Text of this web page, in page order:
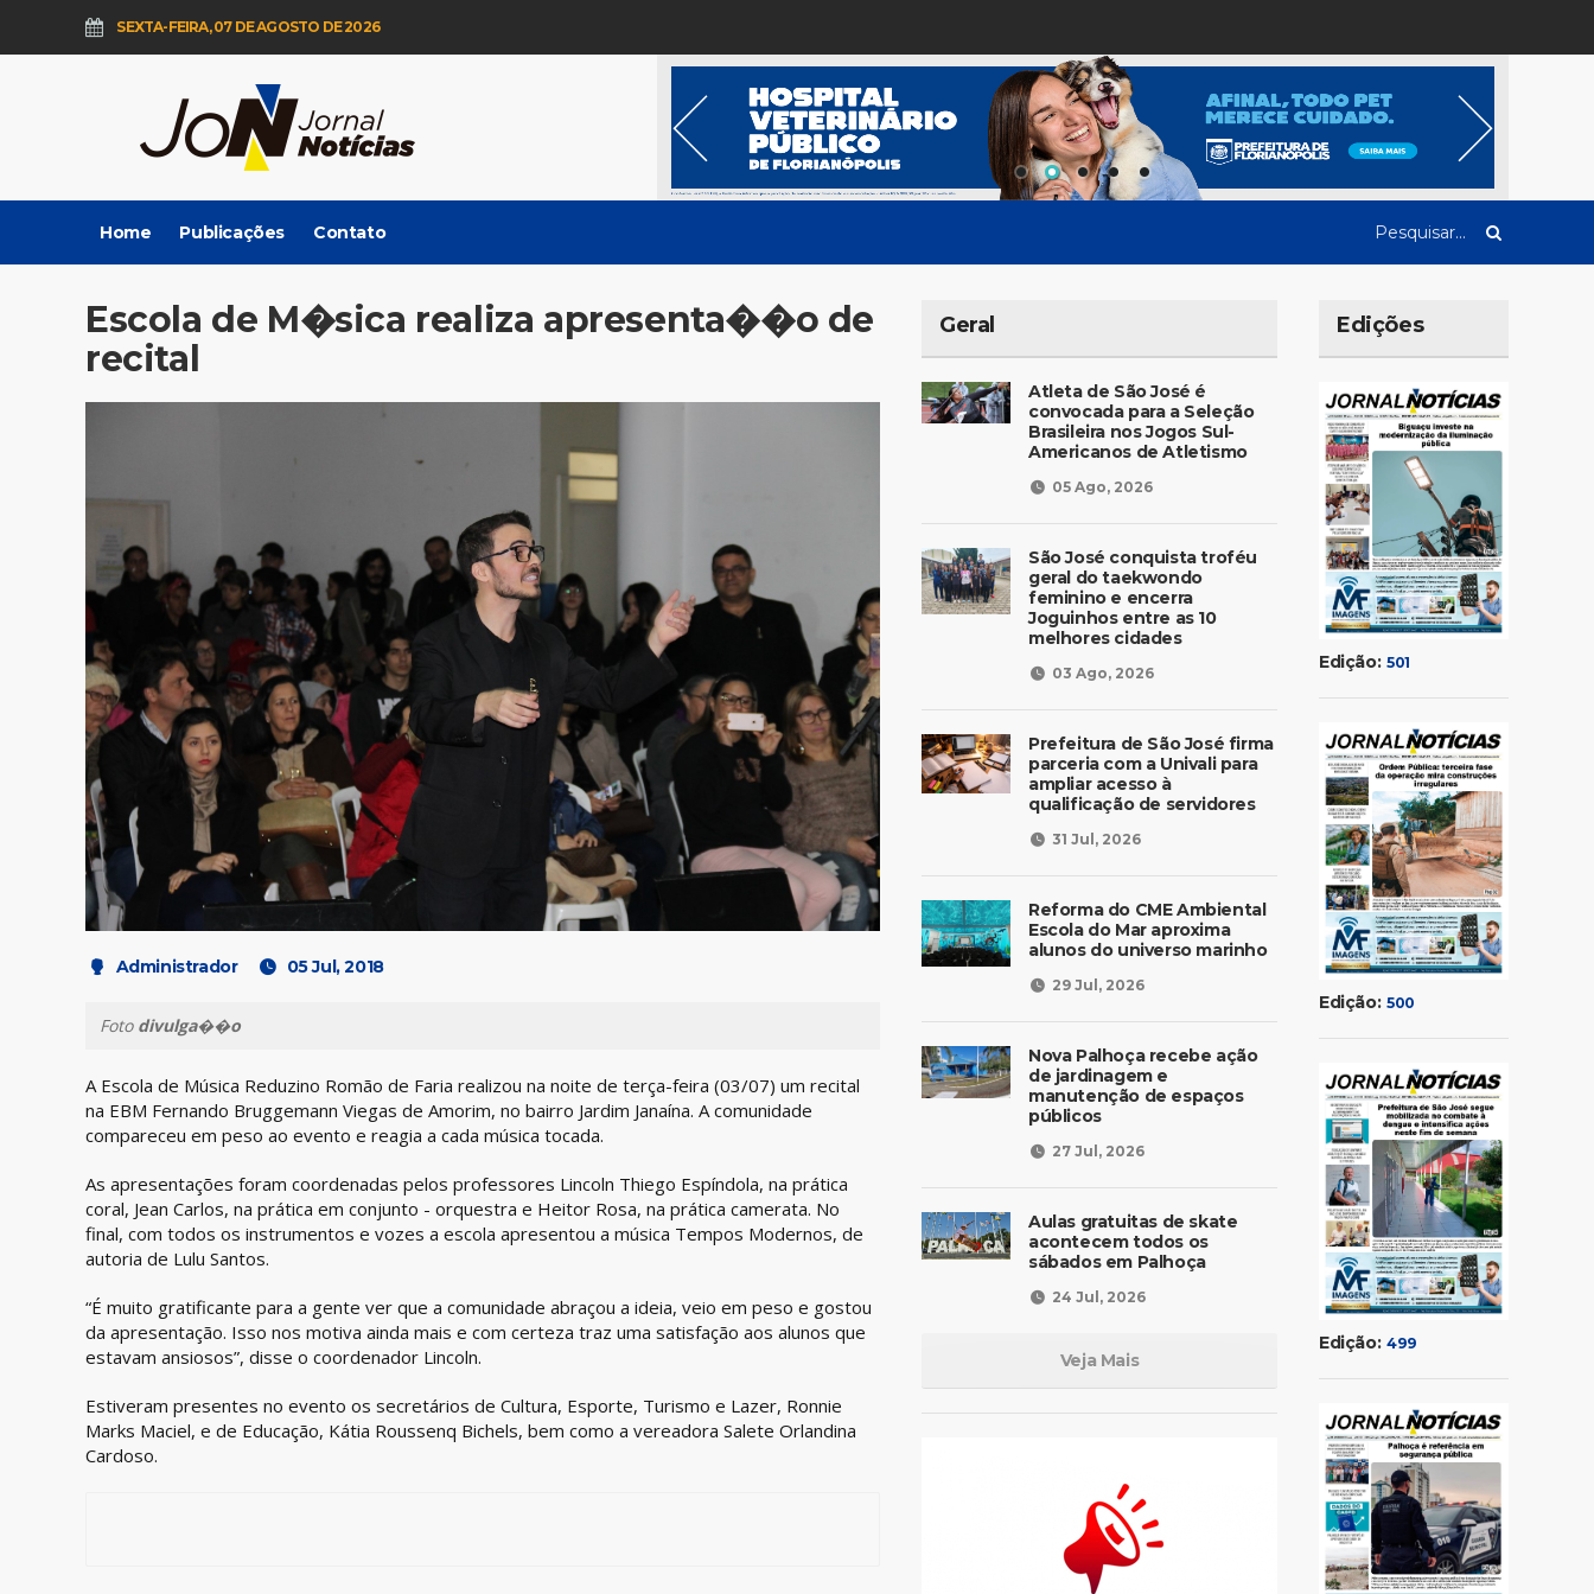
SEXTA-FEIRA, 07 DE AGOSTO DE 2026
Home Publicações Contato
Escola de M�sica realiza apresenta��o de
recital
Administrador 05 Jul, 2018
Foto divulga��o
A Escola de Música Reduzino Romão de Faria realizou na noite de terça-feira (03/07) um recital
na EBM Fernando Bruggemann Viegas de Amorim, no bairro Jardim Janaína. A comunidade
compareceu em peso ao evento e reagia a cada música tocada.
As apresentações foram coordenadas pelos professores Lincoln Thiego Espíndola, na prática
coral, Jean Carlos, na prática em conjunto - orquestra e Heitor Rosa, na prática camerata. No
final, com todos os instrumentos e vozes a escola apresentou a música Tempos Modernos, de
autoria de Lulu Santos.
“É muito gratificante para a gente ver que a comunidade abraçou a ideia, veio em peso e gostou
da apresentação. Isso nos motiva ainda mais e com certeza traz uma satisfação aos alunos que
estavam ansiosos”, disse o coordenador Lincoln.
Estiveram presentes no evento os secretários de Cultura, Esporte, Turismo e Lazer, Ronnie
Marks Maciel, e de Educação, Kátia Roussenq Bichels, bem como a vereadora Salete Orlandina
Cardoso.
Geral
Atleta de São José é
convocada para a Seleção
Brasileira nos Jogos Sul-
Americanos de Atletismo
05 Ago, 2026
São José conquista troféu
geral do taekwondo
feminino e encerra
Joguinhos entre as 10
melhores cidades
03 Ago, 2026
Prefeitura de São José firma
parceria com a Univali para
ampliar acesso à
qualificação de servidores
31 Jul, 2026
Reforma do CME Ambiental
Escola do Mar aproxima
alunos do universo marinho
29 Jul, 2026
Nova Palhoça recebe ação
de jardinagem e
manutenção de espaços
públicos
27 Jul, 2026
Aulas gratuitas de skate
acontecem todos os
sábados em Palhoça
24 Jul, 2026
Veja Mais
Edições
Edição: 501
Edição: 500
Edição: 499